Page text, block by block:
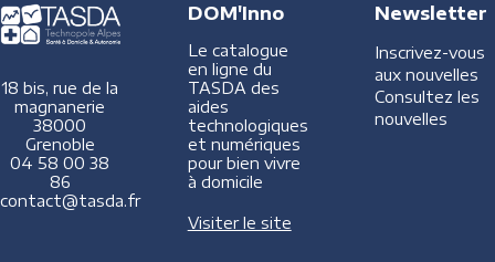
18 bis, rue de la
magnanerie
38000
Grenoble
04 58 00 38
86
contact@tasda.fr
DOM'Inno
Le catalogue
en ligne du
TASDA des
aides
technologiques
et numériques
pour bien vivre
à domicile
Visiter le site
Newsletter
Inscrivez-vous
aux nouvelles
Consultez les
nouvelles